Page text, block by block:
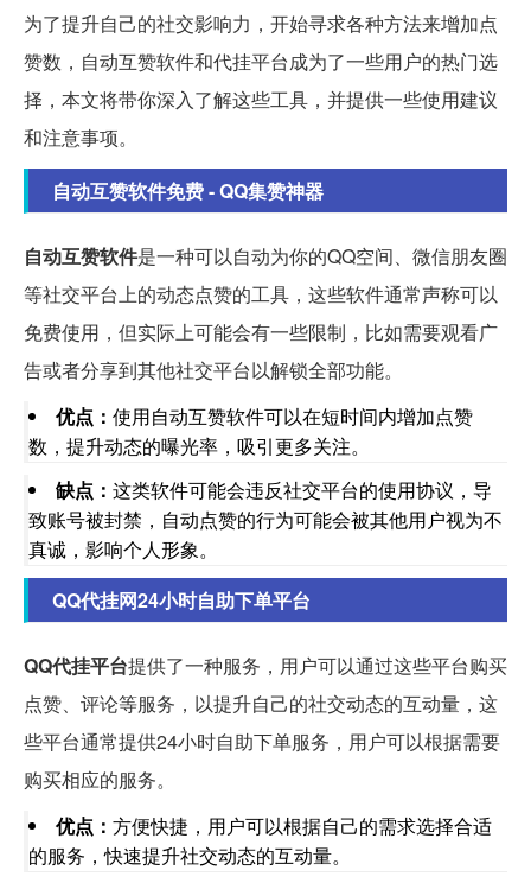
为了提升自己的社交影响力，开始寻求各种方法来增加点
赞数，自动互赞软件和代挂平台成为了一些用户的热门选
择，本文将带你深入了解这些工具，并提供一些使用建议
和注意事项。
自动互赞软件免费 - QQ集赞神器
自动互赞软件是一种可以自动为你的QQ空间、微信朋友圈
等社交平台上的动态点赞的工具，这些软件通常声称可以
免费使用，但实际上可能会有一些限制，比如需要观看广
告或者分享到其他社交平台以解锁全部功能。
优点： 使用自动互赞软件可以在短时间内增加点赞
数，提升动态的曝光率，吸引更多关注。
缺点： 这类软件可能会违反社交平台的使用协议，导
致账号被封禁，自动点赞的行为可能会被其他用户视为不
真诚，影响个人形象。
QQ代挂网24小时自助下单平台
QQ代挂平台提供了一种服务，用户可以通过这些平台购买
点赞、评论等服务，以提升自己的社交动态的互动量，这
些平台通常提供24小时自助下单服务，用户可以根据需要
购买相应的服务。
优点： 方便快捷，用户可以根据自己的需求选择合适
的服务，快速提升社交动态的互动量。